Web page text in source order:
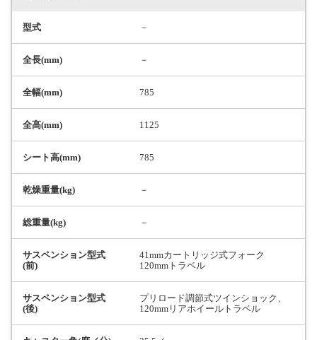
型式 －
全長(mm) －
全幅(mm) 785
全高(mm) 1125
シート高(mm) 785
乾燥重量(kg) －
総重量(kg) －
サスペンション型式
(前)
41mmカートリッジ式フォーク
120mmトラベル
サスペンション型式
(後)
プリロード調節式ツインショック、
120mmリアホイールトラベル